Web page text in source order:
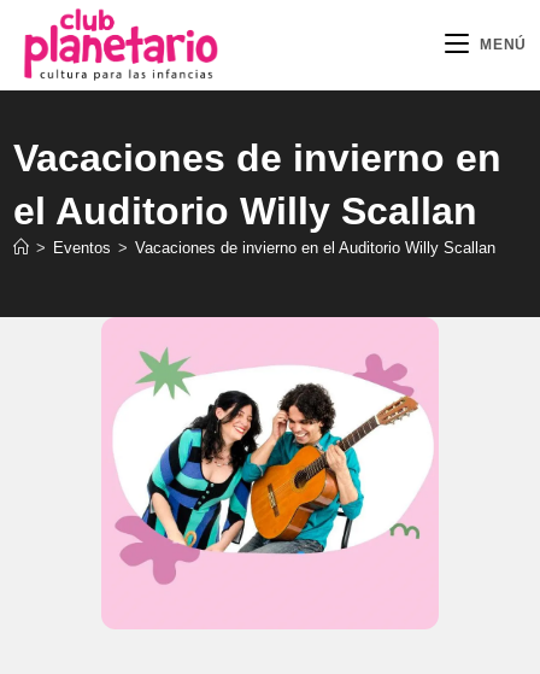
contenido
MENÚ
Vacaciones de invierno en
el Auditorio Willy Scallan
> Eventos > Vacaciones de invierno en el Auditorio Willy Scallan